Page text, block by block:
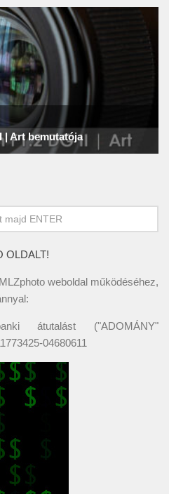
OLDALT!
weboldal működéséhez,
átutalást ("ADOMÁNY"
04680611